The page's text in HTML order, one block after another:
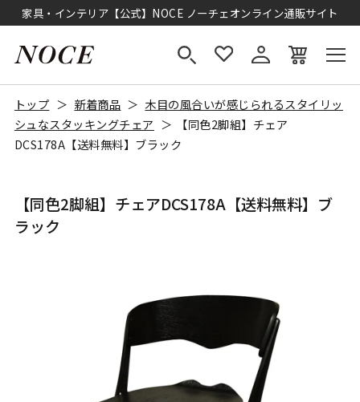
家具・インテリア【公式】NOCE ノーチェオンライン通販サイト
トップ 新着商品
木目の風合いが感じられるスタイリッ
シュなスタッキングチェア
【同色2脚組】チェア
DCS178A【送料無料】ブラック
【同色2脚組】チェアDCS178A【送料無料】ブ
ラック